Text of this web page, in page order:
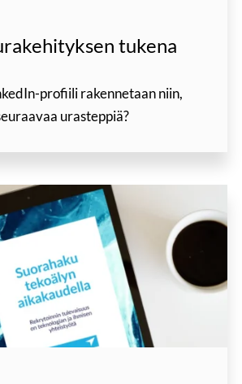
tukena
profiili rakennetaan niin,
urasteppiä?